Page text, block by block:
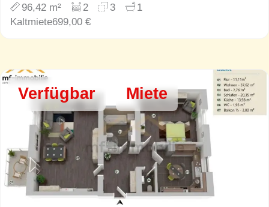
96,42 m²
2 3
1
Kaltmiete699,00 €
Verfügbar Miete